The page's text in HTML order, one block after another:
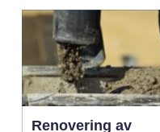
Renovering av